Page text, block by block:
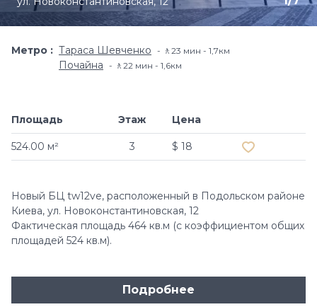
Метро Тараса Шевченко 🚶23 мин - 1,7км
Почайна 🚶22 мин - 1,6км
Площадь
524.00 м²
Этаж
3
Цена
$ 18
Новый БЦ tw12ve, расположенный в Подольском районе
Киева, ул. Новоконстантиновская, 12
Фактическая площадь 464 кв.м (с коэффициентом общих
площадей 524 кв.м).
Подробнее